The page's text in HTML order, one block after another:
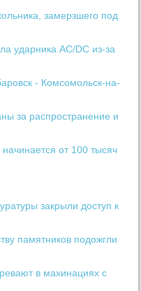
замерзшего под
ударника AC/DC из-за
- Комсомольск-на-
за распространение и
от 100 тысяч
закрыли доступ к
памятников подожгли
в махинациях с